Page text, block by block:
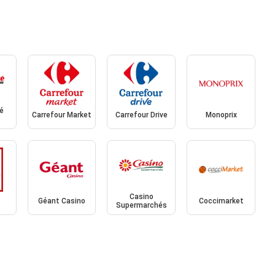
Carrefour Market Carrefour Drive Monoprix
Géant Casino
Casino
Supermarchés
Coccimarket